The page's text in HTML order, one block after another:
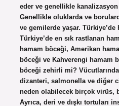
eder ve genellikle
Genellikle oluklarda ve
ve gemilerde yaşar.
Türkiye’de en sık rastlanan
hamam böceği, Amerikan
böceği ve Kahverengi hamam
böceği zehirli mi? Vücutlarında
dizanteri, salmonella ve diğer
neden olabilecek birçok virüs,
Ayrıca, deri ve dışkı tortuları